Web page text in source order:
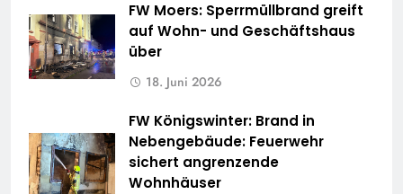
FW Moers: Sperrmüllbrand greift
auf Wohn- und Geschäftshaus
über
18. Juni 2026
FW Königswinter: Brand in
Nebengebäude: Feuerwehr
sichert angrenzende
Wohnhäuser